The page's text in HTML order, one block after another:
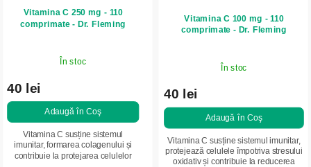
Vitamina C 250 mg - 110
comprimate - Dr. Fleming
În stoc
40 lei
Adaugă în Coş
Vitamina C susține sistemul
imunitar, formarea colagenului și
contribuie la protejarea celulelor
Vitamina C 100 mg - 110
comprimate - Dr. Fleming
În stoc
40 lei
Adaugă în Coş
Vitamina C susține sistemul imunitar,
protejează celulele împotriva stresului
oxidativ și contribuie la reducerea